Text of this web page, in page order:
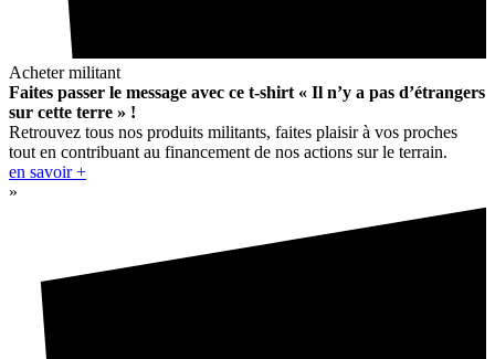
Acheter militant
Faites passer le message avec ce t-shirt « Il n’y a pas d’étrangers
sur cette terre » !
Retrouvez tous nos produits militants, faites plaisir à vos proches
tout en contribuant au financement de nos actions sur le terrain.
en savoir +
»